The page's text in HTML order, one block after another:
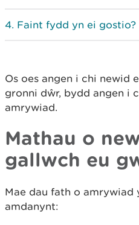
Faint fydd yn ei gostio?
Os oes angen i chi newid
gronni dŵr, bydd angen i
amrywiad.
Mathau o
gallwch eu
Mae dau fath o amrywiad
amdanynt: